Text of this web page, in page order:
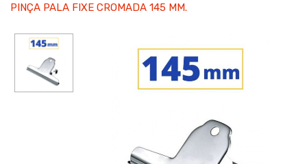
PINÇA PALA FIXE CROMADA 145 MM.